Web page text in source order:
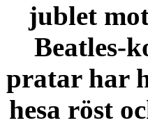
jublet
Beatles-
pratar har
hesa röst